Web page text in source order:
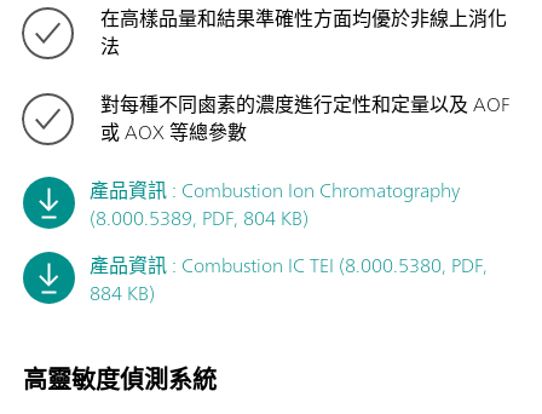
在高樣品量和結果準確性方面均優於非線上消化
法
對每種不同鹵素的濃度進行定性和定量以及 AOF
或 AOX 等總參數
產品資訊 : Combustion Ion Chromatography
(8.000.5389, PDF, 804 KB)
產品資訊 : Combustion IC TEI (8.000.5380, PDF,
884 KB)
高靈敏度偵測系統